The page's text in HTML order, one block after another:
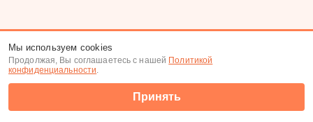
Мы используем cookies
Продолжая, Вы соглашаетесь с нашей Политикой
конфиденциальности.
Принять